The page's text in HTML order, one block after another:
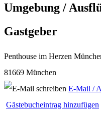
Umgebung /
Gastgeber
Penthouse im Herzen
81669 München
E-Mail /
Gästebucheintrag hinzufügen